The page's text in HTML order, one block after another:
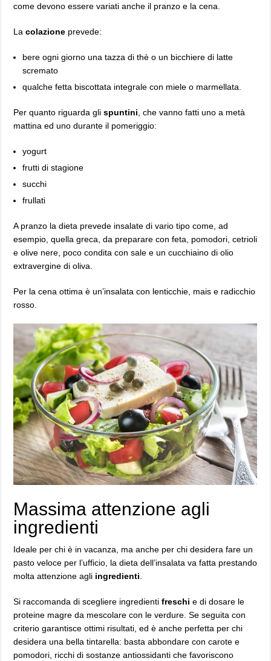
come devono essere variati anche il pranzo e la cena.
Lacolazione prevede:
bere ogni giorno una tazza di thè o un bicchiere di latte
scremato
qualche fetta biscottata integrale con miele o marmellata.
Per quanto riguarda glispuntini, che vanno fatti uno a metà
mattina ed uno durante il pomeriggio:
yogurt
frutti di stagione
succhi
frullati
A pranzo la dieta prevede insalate di vario tipo come, ad
esempio, quella greca, da preparare con feta, pomodori, cetrioli
e olive nere, poco condita con sale e un cucchiaino di olio
extravergine di oliva.
Per la cena ottima è un’insalata con lenticchie, mais e radicchio
rosso.
Massima attenzione agli
ingredienti
Ideale per chi è in vacanza, ma anche per chi desidera fare un
pasto veloce per l’ufficio, la dieta dell’insalata va fatta prestando
molta attenzione agli ingredienti.
Si raccomanda di scegliere ingredientifreschie di dosare le
proteine magre da mescolare con le verdure. Se seguita con
criterio garantisce ottimi risultati, ed è anche perfetta per chi
desidera una bella tintarella: basta abbondare con carote e
pomodori, ricchi di sostanze antiossidanti che favoriscono